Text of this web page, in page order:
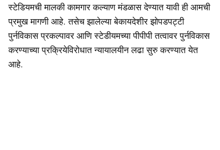
स्टेडियमची मालकी कामगार कल्याण मंडळास देण्यात यावी ही आमची
प्रमुख मागणी आहे. तसेच झालेल्या बेकायदेशीर झोपडपट्टी
पुर्नविकास प्रकल्पावर आणि स्टेडीयमच्या पीपीपी तत्वावर पुर्नविकास
करण्याच्या प्रक्रियेविरोधात न्यायालयीन लढा सुरु करण्यात येत
आहे.